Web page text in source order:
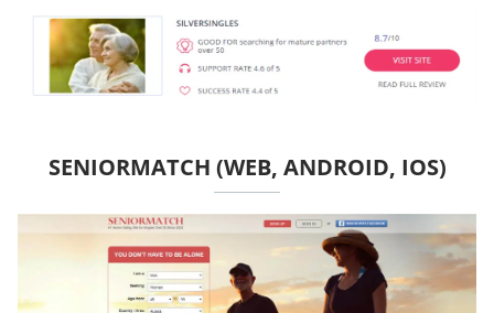
SENIORMATCH (WEB, ANDROID, IOS)